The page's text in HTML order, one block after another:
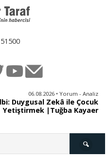
51500
06.08.2026 • Yorum - Analiz
Duygusal Zekâ ile Çocuk
Yetiştirmek |Tuğba Kayaer